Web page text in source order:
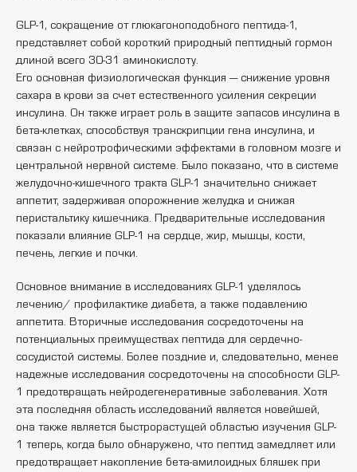
GLP-1, сокращение от глюкагоноподобного пептида-1,
представляет собой короткий природный пептидный гормон
длиной всего 30-31 аминокислоту.
Его основная физиологическая функция — снижение уровня
сахара в крови за счет естественного усиления секреции
инсулина. Он также играет роль в защите запасов инсулина в
бета-клетках, способствуя транскрипции гена инсулина, и
связан с нейротрофическими эффектами в головном мозге и
центральной нервной системе. Было показано, что в системе
желудочно-кишечного тракта GLP-1 значительно снижает
аппетит, задерживая опорожнение желудка и снижая
перистальтику кишечника. Предварительные исследования
показали влияние GLP-1 на сердце, жир, мышцы, кости,
печень, легкие и почки.
Основное внимание в исследованиях GLP-1 уделялось
лечению/ профилактике диабета, а также подавлению
аппетита. Вторичные исследования сосредоточены на
потенциальных преимуществах пептида для сердечно-
сосудистой системы. Более поздние и, следовательно, менее
надежные исследования сосредоточены на способности GLP-
1 предотвращать нейродегенеративные заболевания. Хотя
эта последняя область исследований является новейшей,
она также является быстрорастущей областью изучения GLP-
1 теперь, когда было обнаружено, что пептид замедляет или
предотвращает накопление бета-амилоидных бляшек при